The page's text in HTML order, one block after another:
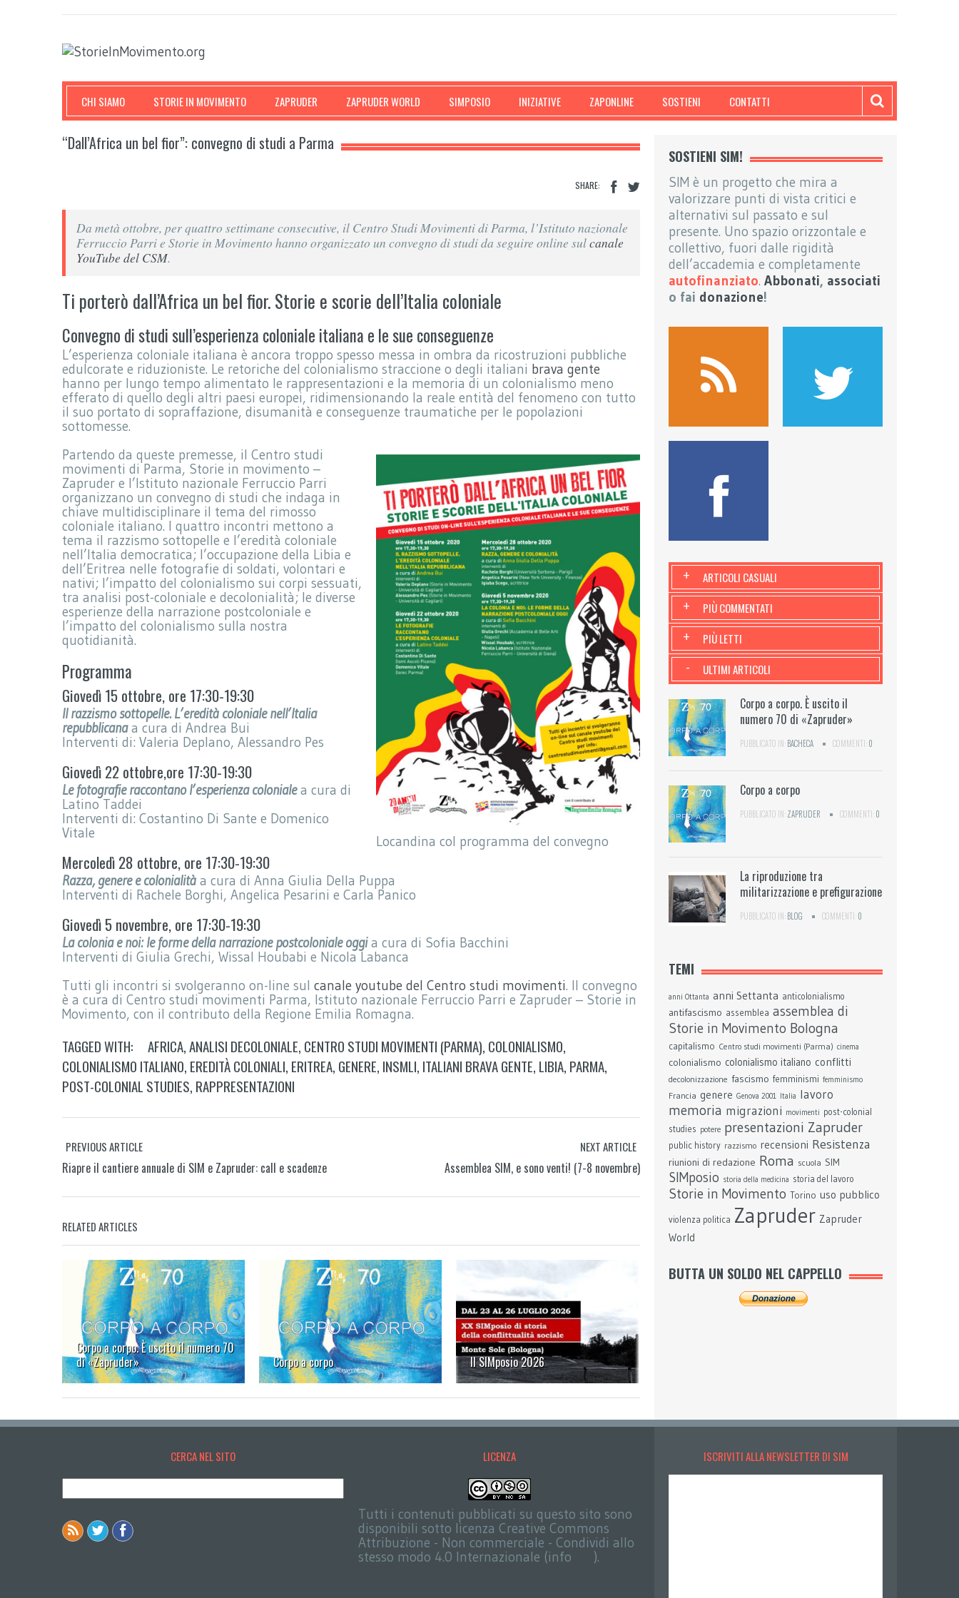
CHI SIAMO STORIE IN MOVIMENTO ZAPRUDER ZAPRUDER WORLD SIMPOSIO INIZIATIVE ZAPONLINE SOSTIENI CONTATTI
“Dall’Africa un bel fior”: convegno di studi a Parma
SHARE:
Da metà ottobre, per quattro settimane consecutive, il Centro Studi Movimenti di Parma, l’Istituto nazionale
Ferruccio Parri e Storie in Movimento hanno organizzato un convegno di studi da seguire online sulcanale
YouTube del CSM.
Ti porterò dall’Africa un bel fior. Storie e scorie dell’Italia coloniale
Convegno di studi sull’esperienza coloniale italiana e le sue conseguenze
L’esperienza coloniale italiana è ancora troppo spesso messa in ombra da ricostruzioni pubbliche
edulcorate e riduzioniste. Le retoriche del colonialismo straccione o degli italiani brava gente
hanno per lungo tempo alimentato le rappresentazioni e la memoria di un colonialismo meno
efferato di quello degli altri paesi europei, ridimensionando la reale entità del fenomeno con tutto
il suo portato di sopraffazione, disumanità e conseguenze traumatiche per le popolazioni
sottomesse.
Locandina col programma del convegno
Partendo da queste premesse, il Centro studi
movimenti di Parma, Storie in movimento –
Zapruder e l’Istituto nazionale Ferruccio Parri
organizzano un convegno di studi che indaga in
chiave multidisciplinare il tema del rimosso
coloniale italiano. I quattro incontri mettono a
tema il razzismo sottopelle e l’eredità coloniale
nell’Italia democratica; l’occupazione della Libia e
dell’Eritrea nelle fotografie di soldati, volontari e
nativi; l’impatto del colonialismo sui corpi sessuati,
tra analisi post-coloniale e decolonialità; le diverse
esperienze della narrazione postcoloniale e
l’impatto del colonialismo sulla nostra
quotidianità.
Programma
Giovedì 15 ottobre, ore 17:30-19:30
Il razzismo sottopelle. L’eredità coloniale nell’Italia
repubblicanaa cura di Andrea Bui
Interventi di: Valeria Deplano, Alessandro Pes
Giovedì 22 ottobre,ore 17:30-19:30
Le fotografie raccontano l’esperienza colonialea cura di
Latino Taddei
Interventi di: Costantino Di Sante e Domenico
Vitale
Mercoledì 28 ottobre, ore 17:30-19:30
Razza, genere e colonialità a cura di Anna Giulia Della Puppa
Interventi di Rachele Borghi, Angelica Pesarini e Carla Panico
Giovedì 5 novembre, ore 17:30-19:30
La colonia e noi: le forme della narrazione postcoloniale oggia cura di Sofia Bacchini
Interventi di Giulia Grechi, Wissal Houbabi e Nicola Labanca
Tutti gli incontri si svolgeranno on-line sul canale youtube del Centro studi movimenti. Il convegno
è a cura di Centro studi movimenti Parma, Istituto nazionale Ferruccio Parri e Zapruder – Storie in
Movimento, con il contributo della Regione Emilia Romagna.
TAGGED WITH: AFRICA,ANALISI DECOLONIALE, CENTRO STUDI MOVIMENTI (PARMA), COLONIALISMO,
COLONIALISMO ITALIANO, EREDITÀ COLONIALI, ERITREA, GENERE, INSMLI, ITALIANI BRAVA GENTE, LIBIA, PARMA,
POST-COLONIAL STUDIES, RAPPRESENTAZIONI
PREVIOUS ARTICLE
Riapre il cantiere annuale di SIM e Zapruder: call e scadenze
NEXT ARTICLE
Assemblea SIM, e sono venti! (7-8 novembre)
RELATED ARTICLES
Corpo a corpo. È uscito il numero 70
di «Zapruder»
Corpo a corpo Il SIMposio 2026
SOSTIENI SIM!
SIM è un progetto che mira a
valorizzare punti di vista critici e
alternativi sul passato e sul
presente. Uno spazio orizzontale e
collettivo, fuori dalle rigidità
dell’accademia e completamente
autofinanziato. Abbonati, associati
o fai donazione!
ARTICOLI CASUALI
+
PIÙ COMMENTATI
+
PIÙ LETTI
+
ULTIMI ARTICOLI
-
Corpo a corpo. È uscito il
numero 70 di «Zapruder»
PUBBLICATO IN:BACHECA COMMENTI:0
Corpo a corpo
PUBBLICATO IN:ZAPRUDER COMMENTI:0
La riproduzione tra
militarizzazione e prefigurazione
PUBBLICATO IN:BLOG COMMENTI:0
TEMI
anni Ottanta anni Settanta anticolonialismo
antifascismo assemblea assemblea di
Storie in Movimento Bologna
capitalismo Centro studi movimenti (Parma) cinema
colonialismo colonialismo italiano conflitti
decolonizzazione fascismo femminismi femminismo
Francia genere Genova 2001 Italia lavoro
memoria migrazioni movimenti post-colonial
studies potere presentazioni Zapruder
public history razzismo recensioni Resistenza
riunioni di redazione Roma scuola SIM
SIMposio storia della medicina storia del lavoro
Storie in Movimento Torino uso pubblico
violenza politica Zapruder Zapruder
World
BUTTA UN SOLDO NEL CAPPELLO
CERCA NEL SITO LICENZA
Tutti i contenuti pubblicati su questo sito sono
disponibili sotto licenza Creative Commons
Attribuzione - Non commerciale - Condividi allo
stesso modo 4.0 Internazionale (info
).
ISCRIVITI ALLA NEWSLETTER DI SIM